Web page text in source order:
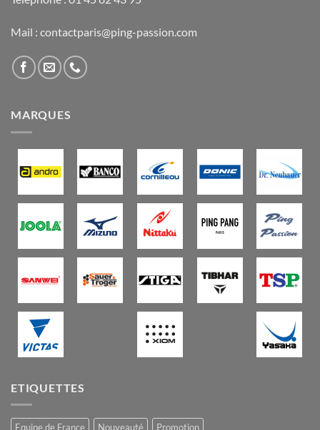
Mail : contactparis@ping-passion.com
MARQUES
ETIQUETTES
Equipe de France Nouveauté Promotion